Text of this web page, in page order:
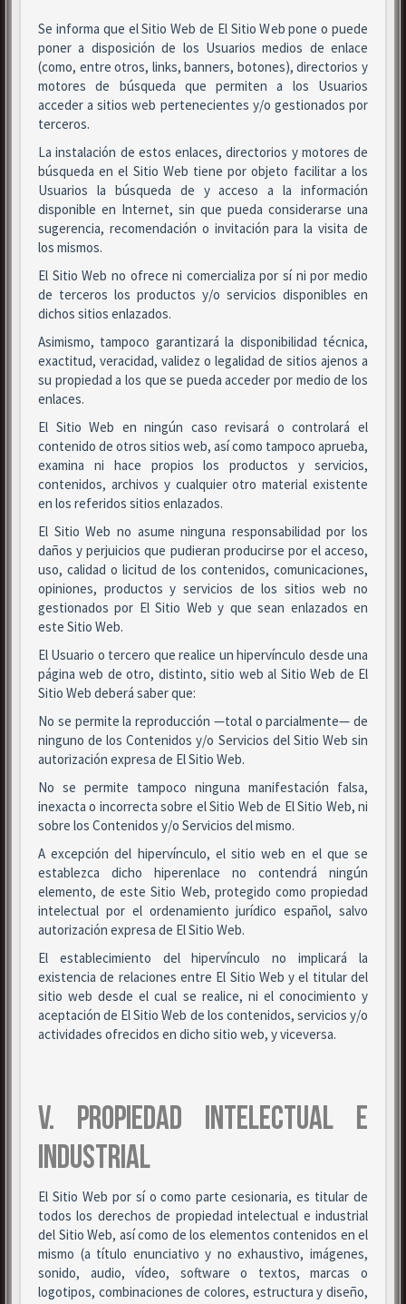
Se informa que el Sitio Web de El Sitio Web pone o puede
poner a disposición de los Usuarios medios de enlace
(como, entre otros, links, banners, botones), directorios y
motores de búsqueda que permiten a los Usuarios
acceder a sitios web pertenecientes y/o gestionados por
terceros.
La instalación de estos enlaces, directorios y motores de
búsqueda en el Sitio Web tiene por objeto facilitar a los
Usuarios la búsqueda de y acceso a la información
disponible en Internet, sin que pueda considerarse una
sugerencia, recomendación o invitación para la visita de
los mismos.
El Sitio Web no ofrece ni comercializa por sí ni por medio
de terceros los productos y/o servicios disponibles en
dichos sitios enlazados.
Asimismo, tampoco garantizará la disponibilidad técnica,
exactitud, veracidad, validez o legalidad de sitios ajenos a
su propiedad a los que se pueda acceder por medio de los
enlaces.
El Sitio Web en ningún caso revisará o controlará el
contenido de otros sitios web, así como tampoco aprueba,
examina ni hace propios los productos y servicios,
contenidos, archivos y cualquier otro material existente
en los referidos sitios enlazados.
El Sitio Web no asume ninguna responsabilidad por los
daños y perjuicios que pudieran producirse por el acceso,
uso, calidad o licitud de los contenidos, comunicaciones,
opiniones, productos y servicios de los sitios web no
gestionados por El Sitio Web y que sean enlazados en
este Sitio Web.
El Usuario o tercero que realice un hipervínculo desde una
página web de otro, distinto, sitio web al Sitio Web de El
Sitio Web deberá saber que:
No se permite la reproducción —total o parcialmente— de
ninguno de los Contenidos y/o Servicios del Sitio Web sin
autorización expresa de El Sitio Web.
No se permite tampoco ninguna manifestación falsa,
inexacta o incorrecta sobre el Sitio Web de El Sitio Web, ni
sobre los Contenidos y/o Servicios del mismo.
A excepción del hipervínculo, el sitio web en el que se
establezca dicho hiperenlace no contendrá ningún
elemento, de este Sitio Web, protegido como propiedad
intelectual por el ordenamiento jurídico español, salvo
autorización expresa de El Sitio Web.
El establecimiento del hipervínculo no implicará la
existencia de relaciones entre El Sitio Web y el titular del
sitio web desde el cual se realice, ni el conocimiento y
aceptación de El Sitio Web de los contenidos, servicios y/o
actividades ofrecidos en dicho sitio web, y viceversa.
V. PROPIEDAD INTELECTUAL E
INDUSTRIAL
El Sitio Web por sí o como parte cesionaria, es titular de
todos los derechos de propiedad intelectual e industrial
del Sitio Web, así como de los elementos contenidos en el
mismo (a título enunciativo y no exhaustivo, imágenes,
sonido, audio, vídeo, software o textos, marcas o
logotipos, combinaciones de colores, estructura y diseño,